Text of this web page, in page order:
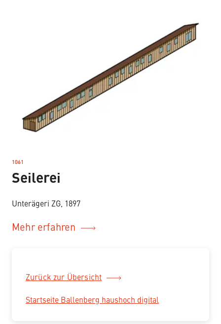
1061
–
Seilerei
Unterägeri ZG, 1897
Mehr erfahren
Zurück zur Übersicht
Startseite Ballenberg haushoch digital